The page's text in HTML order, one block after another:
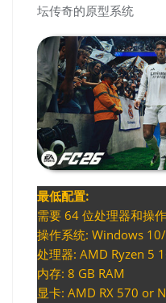
坛传奇的原型系统
最低配置:
需要 64 位处理器和操
操作系统: Windows
处理器: AMD Ryzen 5
内存: 8 GB RAM
显卡: AMD RX 570 or